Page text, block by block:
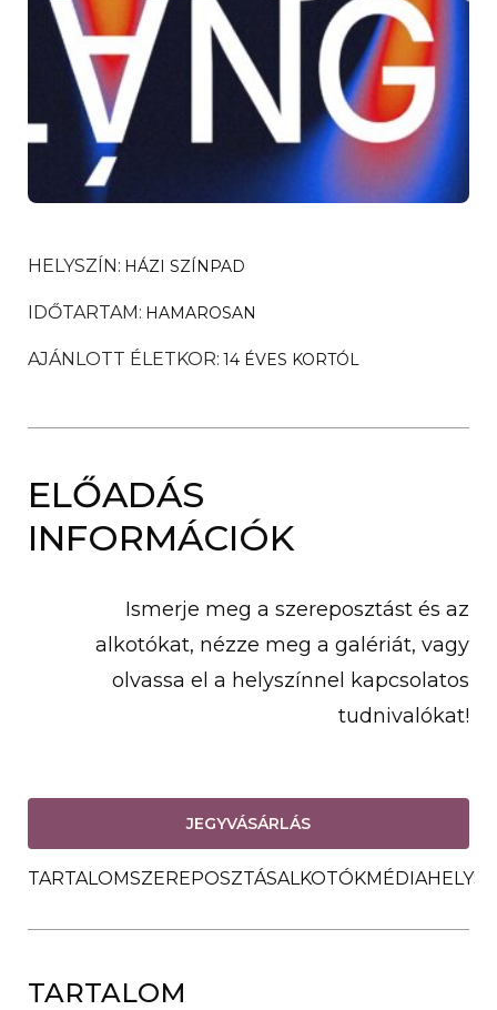
HELYSZÍN HÁZI SZÍNPAD
IDŐTARTAM HAMAROSAN
AJÁNLOTT ÉLETKOR 14 ÉVES KORTÓL
ELŐADÁS
INFORMÁCIÓK
Ismerje meg a szereposztást és az
alkotókat, nézze meg a galériát, vagy
olvassa el a helyszínnel kapcsolatos
tudnivalókat!
JEGYVÁSÁRLÁS
TARTALOMSZEREPOSZTÁSALKOTÓKMÉDIA
TARTALOM